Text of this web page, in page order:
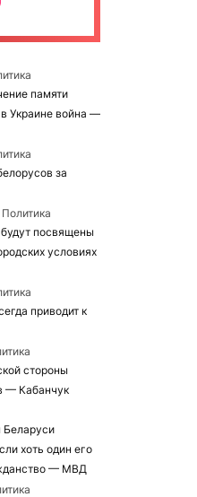
памяти
Украине война —
за
посвящены
условиях
приводит к
стороны
— Кабанчук
Беларуси
хоть один его
— МВД